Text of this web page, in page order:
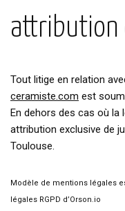
attribution
Tout litige en relation
ceramiste.com est
En dehors des cas où la
attribution exclusive de
Toulouse.
Modèle de mentions légales
légales RGPD d’Orson.io